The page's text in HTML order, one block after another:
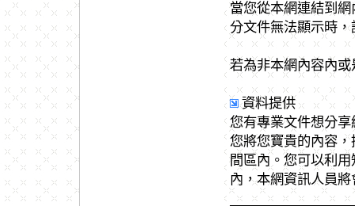
當您從本網連結到
分文件無法顯示時
若為非本網內容內
資料提供
您有專業文件想分
您將您寶貴的內容
間區內。您可以利
內，本網資訊人員